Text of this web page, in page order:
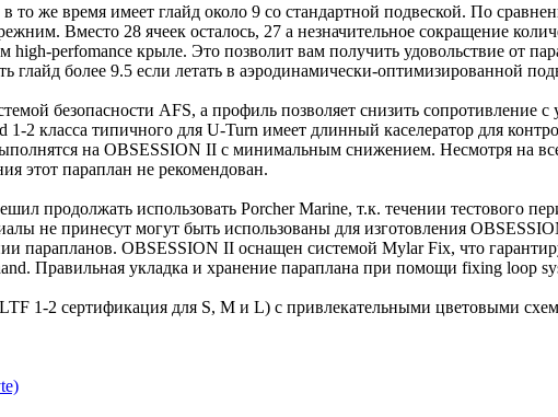
то же время имеет глайд около 9 со стандартной подвеской. По
Вместо 28 ячеек осталось, 27 a незначительное сокращение
high-perfomance крыле. Это позволит вам получить удовольствие от
глайд более 9.5 если летать в аэродинамически-оптимизированной
безопасности AFS, а профиль позволяет снизить сопротивление
1-2 класса типичного для U-Turn имеет длинный каселератор для
на OBSESSION II с минимальным снижением. Несмотря на
этот параплан не рекомендован.
продолжать использовать Porcher Marine, т.к. течении тестового
не принесут могут быть использованы для изготовления
парапланов. OBSESSION II оснащен системой Mylar Fix, что
Правильная укладка и хранение параплана при помощи fixing loop
1-2 сертификация для S, M и L) с привлекательными цветовыми